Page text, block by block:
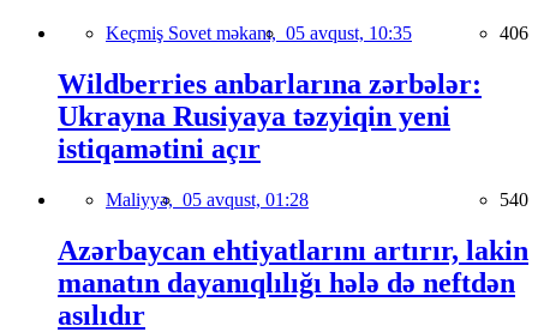
Keçmiş Sovet məkanı, 05 avqust, 10:35 406
Wildberries anbarlarına zərbələr:
Ukrayna Rusiyaya təzyiqin yeni
istiqamətini açır
Maliyyə, 05 avqust, 01:28 540
Azərbaycan ehtiyatlarını artırır, lakin
manatın dayanıqlılığı hələ də neftdən
asılıdır